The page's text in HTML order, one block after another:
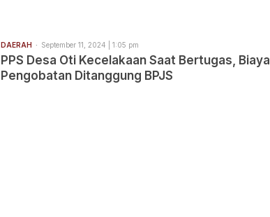
DAERAH September 11, 2024 | 1:05 pm
PPS Desa Oti Kecelakaan Saat Bertugas, Biaya
Pengobatan Ditanggung BPJS